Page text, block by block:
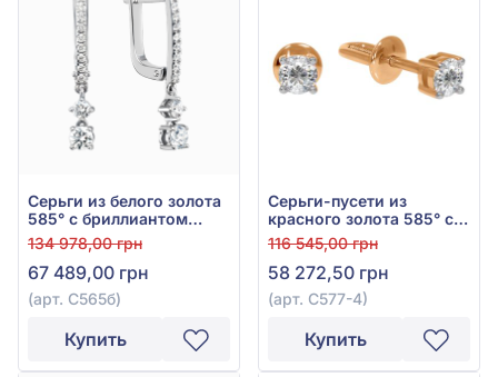
Серьги из белого золота
585° с бриллиантом
0,55ct, арт. С565б
134 978,00 грн
67 489,00 грн
(арт. С565б)
Купить
Серьги-пусети из
красного золота 585° с
бриллиантом 0,43ct, арт.
С577-4
116 545,00 грн
58 272,50 грн
(арт. С577-4)
Купить